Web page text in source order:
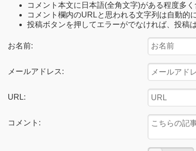
コメント本文に日本語(全角文字)がある程度多
コメント欄内のURLと思われる文字列は自動的
投稿ボタンを押してエラーがでなければ、投稿
お名前:
メールアドレス:
URL:
コメント: